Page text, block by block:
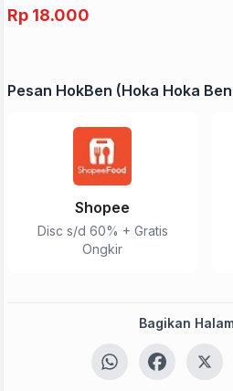
Rp 18.000
Pesan HokBen (Hoka Hoka
Shopee
Disc s/d 60% + Gratis
Ongkir
Bagikan